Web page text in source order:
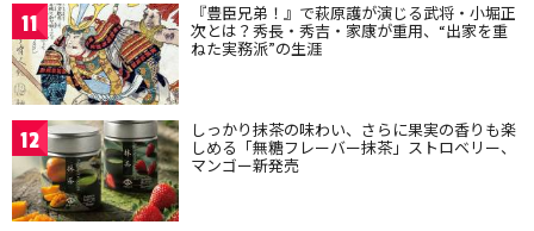
11 『豊臣兄弟！』で萩原護が演じる武将・小堀正
次とは？秀長・秀吉・家康が重用、“出家を重
ねた実務派”の生涯
12 しっかり抹茶の味わい、さらに果実の香りも楽
しめる「無糖フレーバー抹茶」ストロベリー、
マンゴー新発売